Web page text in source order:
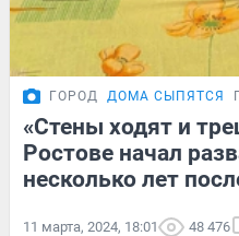
ГОРОД ДОМА СЫПЯТСЯ
«Стены ходят и
Ростове начал
несколько лет
11 марта, 2024, 18:01 48 476